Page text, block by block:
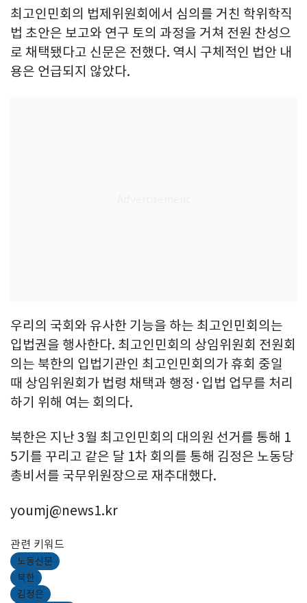
최고인민회의 법제위원회에서 심의를 거친 학위학직
법 초안은 보고와 연구 토의 과정을 거쳐 전원 찬성으
로 채택됐다고 신문은 전했다. 역시 구체적인 법안 내
용은 언급되지 않았다.
우리의 국회와 유사한 기능을 하는 최고인민회의는
입법권을 행사한다. 최고인민회의 상임위원회 전원회
의는 북한의 입법기관인 최고인민회의가 휴회 중일
때 상임위원회가 법령 채택과 행정·입법 업무를 처리
하기 위해 여는 회의다.
북한은 지난 3월 최고인민회의 대의원 선거를 통해 1
5기를 꾸리고 같은 달 1차 회의를 통해 김정은 노동당
총비서를 국무위원장으로 재추대했다.
youmj@news1.kr
관련 키워드
노동신문
북한
김정은